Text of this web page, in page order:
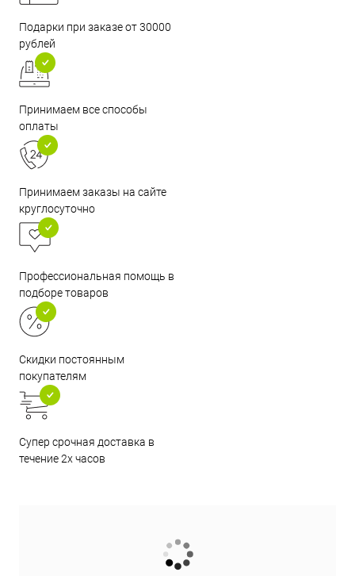
Подарки при заказе от 30000
рублей
Принимаем все способы
оплаты
Принимаем заказы на сайте
круглосуточно
Профессиональная помощь в
подборе товаров
Скидки постоянным
покупателям
Супер срочная доставка в
течение 2х часов